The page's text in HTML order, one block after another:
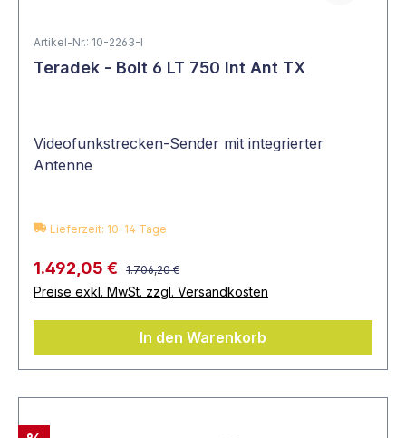
Artikel-Nr.: 10-2263-I
Teradek - Bolt 6 LT 750 Int Ant TX
Videofunkstrecken-Sender mit integrierter
Antenne
Lieferzeit: 10-14 Tage
1.492,05 € 1.706,20 €
Preise exkl. MwSt. zzgl. Versandkosten
In den Warenkorb